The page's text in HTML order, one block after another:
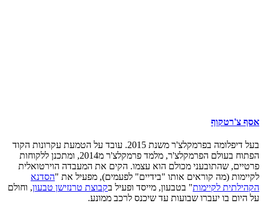
אסף צ'רטקוף
בעל דיפלומה בפרמקלצ'ר משנת 2015. עובד על הטמעת עקרונות הקוד
הפתוח בעולם הפרמקלצ'ר, מלמד פרמקלצ'ר מ2014, ומתכנן ללקוחות
פרטיים, שהתובעני מכולם הוא עצמו. הקים את המעבדה הוירטואלית
לקיימות (מה קוראים אותו "בידיים" לפעמים), מפעיל את "הסדנא
הקהילתית לקיימות" בטבעון, מייסד ופעיל בקבוצת טרנזישן טבעון, וחולם
על היום בו יעברו שבועות עד שיכנס לרכב ממונע.